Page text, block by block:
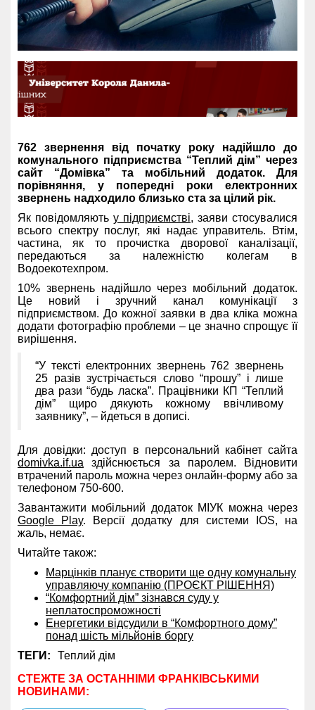
762 звернення від початку року надійшло до
комунального підприємства “Теплий дім” через
сайт “Домівка” та мобільний додаток. Для
порівняння, у попередні роки електронних
звернень надходило близько ста за цілий рік.
Як повідомляють у підприємстві, заяви стосувалися
всього спектру послуг, які надає управитель. Втім,
частина, як то прочистка дворової каналізації,
передаються за належністю колегам в
Водоекотехпром.
10% звернень надійшло через мобільний додаток.
Це новий і зручний канал комунікації з
підприємством. До кожної заявки в два кліка можна
додати фотографію проблеми – це значно спрощує її
вирішення.
“У тексті електронних звернень 762 звернень
25 разів зустрічається слово “прошу” і лише
два рази “будь ласка”. Працівники КП “Теплий
дім” щиро дякують кожному ввічливому
заявнику”, – йдеться в дописі.
Для довідки: доступ в персональний кабінет сайта
domivka.if.ua здійснюється за паролем. Відновити
втрачений пароль можна через онлайн-форму або за
телефоном 750-600.
Завантажити мобільний додаток МІУК можна через
Google Play. Версії додатку для системи IOS, на
жаль, немає.
Читайте також:
Марцінків планує створити ще одну комунальну
управляючу компанію (ПРОЄКТ РІШЕННЯ)
“Комфортний дім” зізнався суду у
неплатоспроможності
Енергетики відсудили в “Комфортного дому”
понад шість мільйонів боргу
ТЕГИ:
Теплий дім
СТЕЖТЕ ЗА ОСТАННІМИ ФРАНКІВСЬКИМИ
НОВИНАМИ: